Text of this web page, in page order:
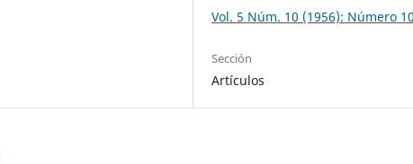
Vol. 5 Núm. 10 (1956): Número 10
Sección
Artículos